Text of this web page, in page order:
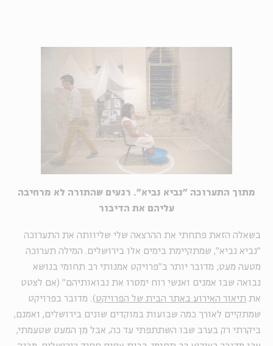
מתוך התערוכה "נביא נביא". רגעים שהתורה לא מרחיבה
עליהם את הדיבור
בשאלה הזאת פתחתי את ההרצאה שלי שליוותה את התערוכה
"נביא נביא", שמתקיימת בימים אלו בירושלים. המילה תערוכה
מטעה מעט; מדובר יותר ב"פרויקט אמנותי רב תחומי בנושא
נבואה שבו אמנים ואנשי רוח ימסרו את נבואותיהם" (אם לצטט
את תיאור האירוע באתר הבית של הפרויקט ). מדובר בפרויקט
שמתקיים לאורך כמה שבועות במוקדים שונים בירושלים, ואמנם,
ביקרתי רק בערב שבו השתתפתי עד כה, אבל מן המעט שטעמתי,